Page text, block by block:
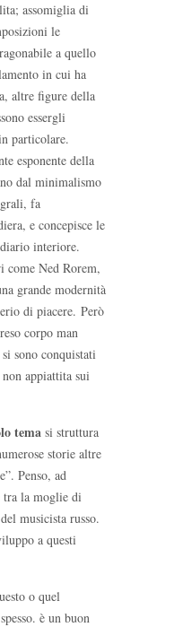
assomiglia di
le
a quello
in cui ha
altre figure della
essergli
particolare.
esponente della
dal minimalismo
fa
e concepisce le
interiore.
Ned Rorem,
grande modernità
di piacere. Però
corpo man
sono conquistati
appiattita sui
tema si struttura
storie altre
Penso, ad
tra la moglie di
musicista russo.
a questi
o quel
è un buon